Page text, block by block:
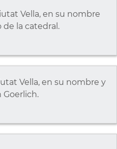
Vella, en su nombre
de la catedral.
Vella, en su nombre y
Goerlich.